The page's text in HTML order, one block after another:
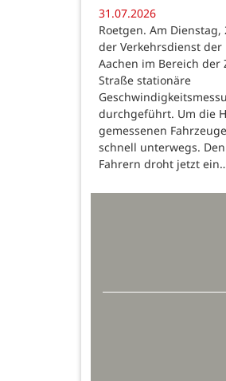
31.07.2026
Roetgen. Am Dienstag,
der Verkehrsdienst der
Aachen im Bereich der
Straße stationäre
durchgeführt. Um die
gemessenen
schnell unterwegs. Den
Fahrern droht jetzt